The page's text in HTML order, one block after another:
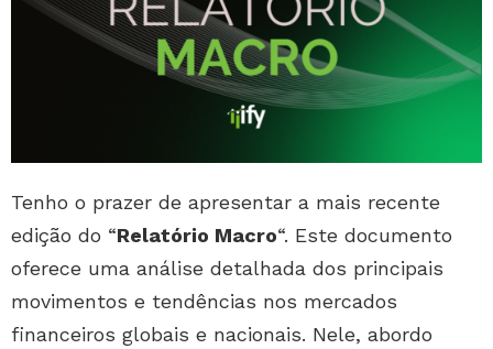
Tenho o prazer de apresentar a mais recente
edição do “Relatório Macro“. Este documento
oferece uma análise detalhada dos principais
movimentos e tendências nos mercados
financeiros globais e nacionais. Nele, abordo